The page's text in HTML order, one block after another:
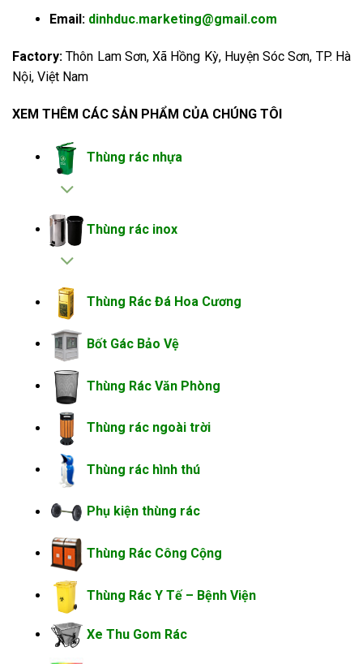
Email: dinhduc.marketing@gmail.com
Factory:Thôn Lam Sơn, Xã Hồng Kỳ, Huyện Sóc Sơn, TP. Hà
Nội, Việt Nam
XEM THÊM CÁC SẢN PHẨM CỦA CHÚNG TÔI
Thùng rác nhựa
Thùng rác inox
Thùng Rác Đá Hoa Cương
Bốt Gác Bảo Vệ
Thùng Rác Văn Phòng
Thùng rác ngoài trời
Thùng rác hình thú
Phụ kiện thùng rác
Thùng Rác Công Cộng
Thùng Rác Y Tế – Bệnh Viện
Xe Thu Gom Rác